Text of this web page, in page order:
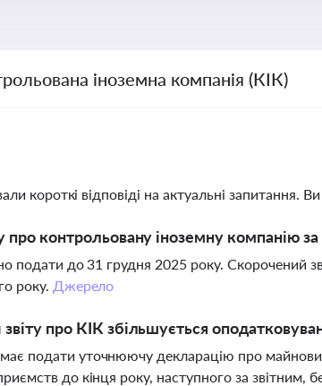
іноземна компанія (КІК)
короткі відповіді на актуальні запитання. Ви
контрольовану іноземну компанію за
подати до 31 грудня 2025 року. Скорочений
року. Джерело
про КІК збільшується
подати уточнюючу декларацію про
до кінця року, наступного за звітним,